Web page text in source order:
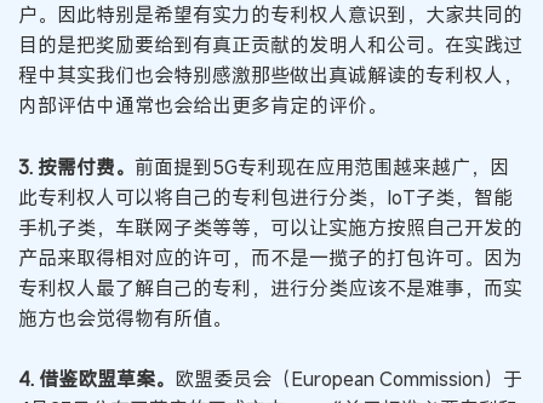
户。因此特别是希望有实力的专利权人意识到，大家共同的
目的是把奖励要给到有真正贡献的发明人和公司。在实践过
程中其实我们也会特别感激那些做出真诚解读的专利权人，
内部评估中通常也会给出更多肯定的评价。
3. 按需付费。 前面提到5G专利现在应用范围越来越广，因
此专利权人可以将自己的专利包进行分类，IoT子类，智能
手机子类，车联网子类等等，可以让实施方按照自己开发的
产品来取得相对应的许可，而不是一揽子的打包许可。因为
专利权人最了解自己的专利，进行分类应该不是难事，而实
施方也会觉得物有所值。
4. 借鉴欧盟草案。 欧盟委员会（European Commission）于